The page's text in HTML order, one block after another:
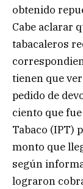
obtenido
Cabe aclarar
tabacaleros
tienen que
pedido de
ciento que
Tabaco (IPT)
monto que
según
lograron